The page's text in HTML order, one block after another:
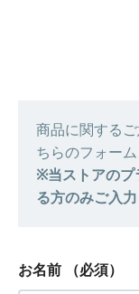
商品に関する
ちらのフォー
※当ストアのプ
る方のみご入力
お名前 （必須）